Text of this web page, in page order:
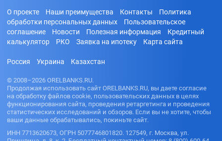
О проекте Наши преимущества Контакты
Политика
обработки персональных данных
Пользовательское
соглашение
Новости Полезная информация
Кредитный
калькулятор
РКО Заявка на ипотеку Карта сайта
Россия Украина Казахстан
© 2008–2026 ORELBANKS.RU.
Продолжая использовать сайт ORELBANKS.RU, вы даете согласие
на обработку файлов cookie, пользовательских данных в целях
функционирования сайта, проведения ретаргетинга и проведения
статистических исследований и обзоров. Если вы не хотите, чтобы
ваши данные обрабатывались, покиньте сайт.
ИНН 7713620673, ОГРН 5077746801820. 127549, г. Москва, ул.